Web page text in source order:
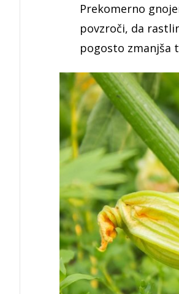
Prekomerno
povzroči, da
pogosto zmanjša